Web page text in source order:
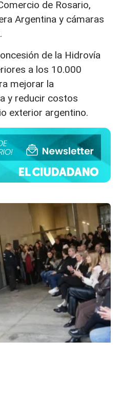
de Rosario,
Argentina y cámaras
de la Hidrovía
a los 10.000
mejorar la
y reducir costos
exterior argentino.